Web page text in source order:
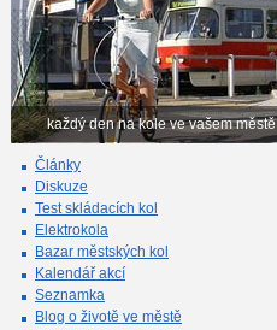
každý den na kole ve vašem městě
Články
Diskuze
Test skládacích kol
Elektrokola
Bazar městských kol
Kalendář akcí
Seznamka
Blog o životě ve městě